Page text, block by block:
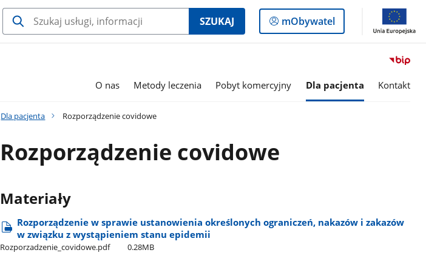
SZUKAJ
Logowanie
do
mObywatel
O nas Metody leczenia Pobyt komercyjny Dla pacjenta Kontakt
Dla pacjenta Rozporządzenie covidowe
Rozporządzenie covidowe
Materiały
Rozporządzenie w sprawie ustanowienia określonych ograniczeń, nakazów i zakazów
w związku z wystąpieniem stanu epidemii
Rozporzadzenie​_covidowe.pdf 0.28MB